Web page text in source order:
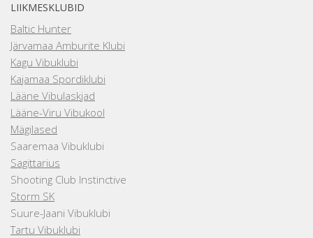
LIIKMESKLUBID
Baltic Hunter
Järvamaa Amburite Klubi
Kagu Vibuklubi
Kajamaa Spordiklubi
Lääne Vibulaskjad
Lääne-Viru Vibukool
Mägilased
Saaremaa Vibuklubi
Sagittarius
Shooting Club Instinctive
Storm SK
Suure-Jaani Vibuklubi
Tartu Vibuklubi